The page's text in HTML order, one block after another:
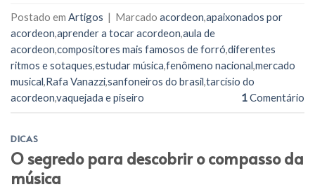
Postado em Artigos | Marcado acordeon,apaixonados por
acordeon,aprender a tocar acordeon,aula de
acordeon,compositores mais famosos de forró,diferentes
ritmos e sotaques,estudar música,fenômeno nacional,mercado
musical,Rafa Vanazzi,sanfoneiros do brasil,tarcísio do
acordeon,vaquejada e piseiro 1Comentário
DICAS
O segredo para descobrir o compasso da
música